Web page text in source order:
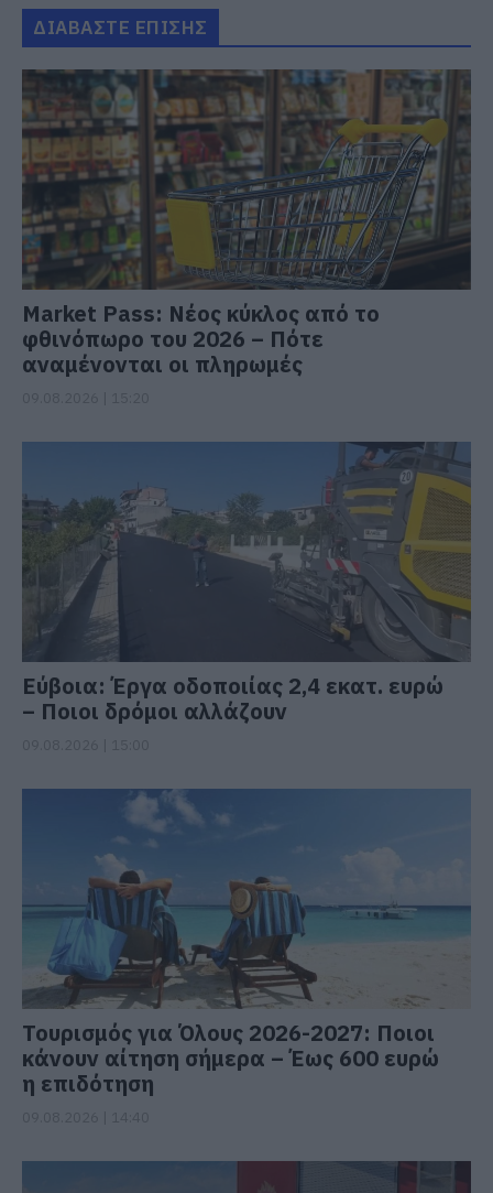
ΔΙΑΒΑΣΤΕ ΕΠΙΣΗΣ
Market Pass: Νέος κύκλος από το
φθινόπωρο του 2026 – Πότε
αναμένονται οι πληρωμές
Εύβοια: Έργα οδοποιίας 2,4 εκατ. ευρώ
– Ποιοι δρόμοι αλλάζουν
Τουρισμός για Όλους 2026-2027: Ποιοι
κάνουν αίτηση σήμερα – Έως 600 ευρώ
η επιδότηση